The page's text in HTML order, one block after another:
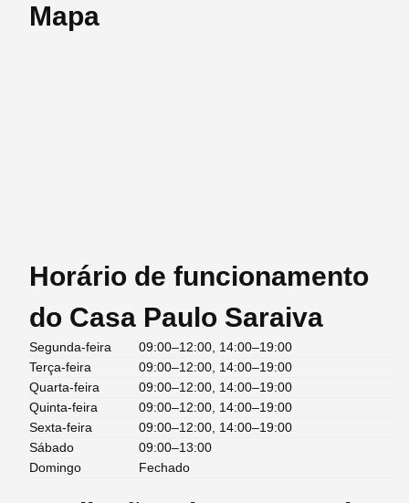
Mapa
Horário de funcionamento
do Casa Paulo Saraiva
Segunda-feira
09:00–12:00, 14:00–19:00
Terça-feira
09:00–12:00, 14:00–19:00
Quarta-feira
09:00–12:00, 14:00–19:00
Quinta-feira
09:00–12:00, 14:00–19:00
Sexta-feira
09:00–12:00, 14:00–19:00
Sábado
09:00–13:00
Domingo
Fechado